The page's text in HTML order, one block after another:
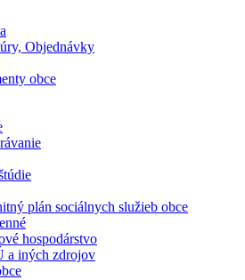
Objednávky
obce
plán sociálnych služieb obce
hospodárstvo
a iných zdrojov